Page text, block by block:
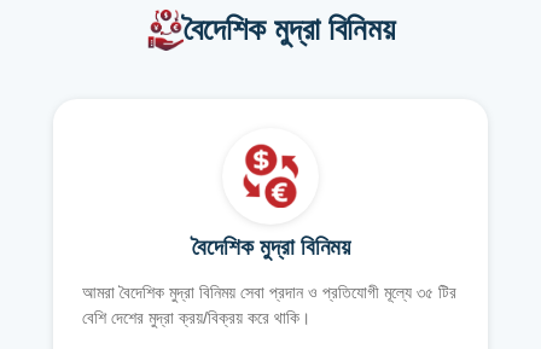
বৈদেশিক মুদ্রা বিনিময়
বৈদেশিক মুদ্রা বিনিময়
আমরা বৈদেশিক মুদ্রা বিনিময় সেবা প্রদান ও প্রতিযোগী মূল্যে ৩৫ টির
বেশি দেশের মুদ্রা ক্রয়/বিক্রয় করে থাকি।